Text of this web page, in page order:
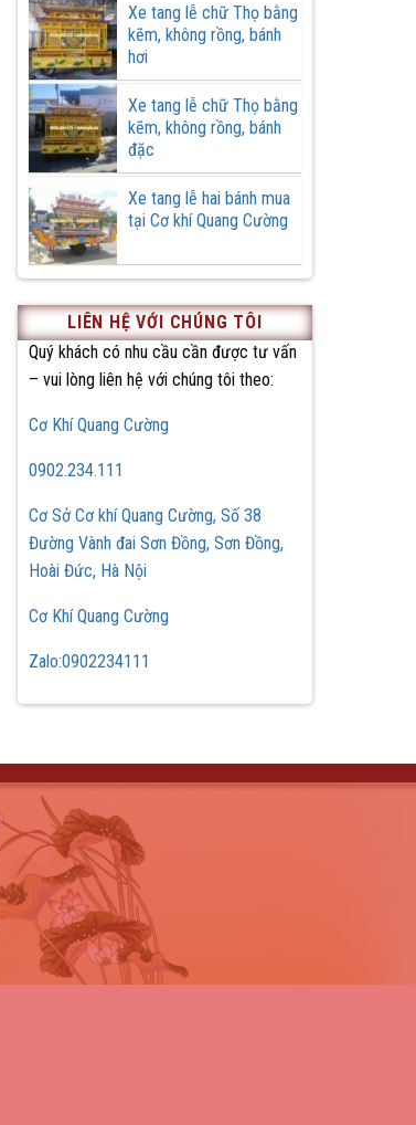
Xe tang lễ chữ Thọ bằng
kẽm, không rồng, bánh
hơi
Xe tang lễ chữ Thọ bằng
kẽm, không rồng, bánh
đặc
Xe tang lễ hai bánh mua
tại Cơ khí Quang Cường
LIÊN HỆ VỚI CHÚNG TÔI
Quý khách có nhu cầu cần được tư vấn
– vui lòng liên hệ với chúng tôi theo:
Cơ Khí Quang Cường
0902.234.111
Cơ Sở Cơ khí Quang Cường, Số 38
Đường Vành đai Sơn Đồng, Sơn Đồng,
Hoài Đức, Hà Nội
Cơ Khí Quang Cường
Zalo:0902234111